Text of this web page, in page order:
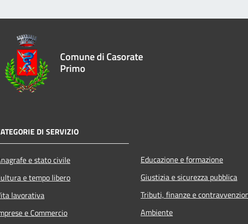
Comune di Casorate
Primo
DI SERVIZIO
e stato civile
e tempo libero
lavorativa
e Commercio
Educazione e formazione
Giustizia e sicurezza pubblica
Tributi, finanze e
Ambiente